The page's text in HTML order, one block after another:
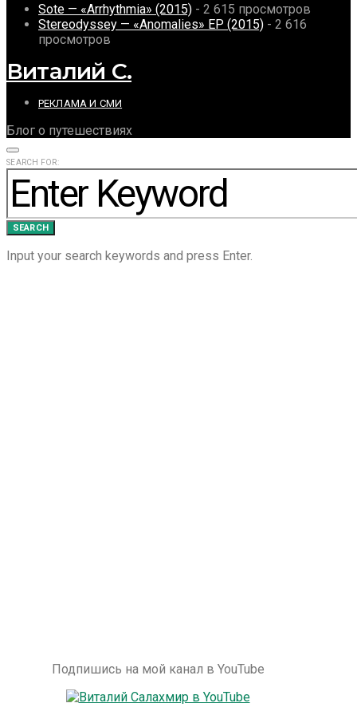
Sote — «Arrhythmia» (2015) - 2 615 просмотров
Stereodyssey — «Anomalies» EP (2015) - 2 616
просмотров
Виталий С.
РЕКЛАМА И СМИ
Блог о путешествиях
SEARCH FOR:
SEARCH
Input your search keywords and press Enter.
Подпишись на мой канал в YouTube